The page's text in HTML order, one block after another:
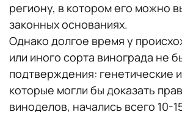
региону, в котором его можно
законных основаниях.
Однако долгое время у
или иного сорта винограда не
подтверждения: генетические
которые могли бы доказать
виноделов, начались всего 10-